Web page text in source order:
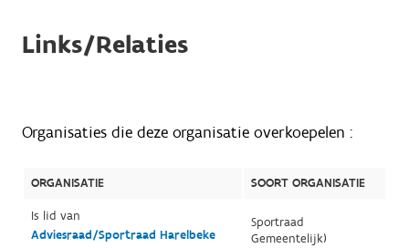
Links/Relaties
Organisaties die deze organisatie overkoepelen :
ORGANISATIE
SOORT ORGANISATIE
Is lid van
Adviesraad/Sportraad Harelbeke
Sportraad
Gemeentelijk)